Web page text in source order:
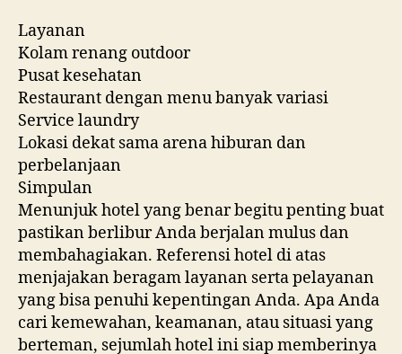
Layanan
Kolam renang outdoor
Pusat kesehatan
Restaurant dengan menu banyak variasi
Service laundry
Lokasi dekat sama arena hiburan dan
perbelanjaan
Simpulan
Menunjuk hotel yang benar begitu penting buat
pastikan berlibur Anda berjalan mulus dan
membahagiakan. Referensi hotel di atas
menjajakan beragam layanan serta pelayanan
yang bisa penuhi kepentingan Anda. Apa Anda
cari kemewahan, keamanan, atau situasi yang
berteman, sejumlah hotel ini siap memberinya